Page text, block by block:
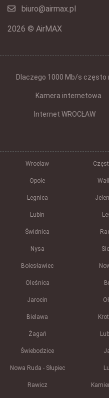
biuro@airmax.pl
2026 © AirMAX
Dlaczego 1000 Mb/s często
Kamera internetowa
Internet WROCŁAW
Wrocław
Opole
Legnica
Lubin
Świdnica
Nysa
Bolesławiec
Oleśnica
Jarocin
Bielawa
Żagań
Świebodzice
Nowa Ruda - Słupiec
Rawicz